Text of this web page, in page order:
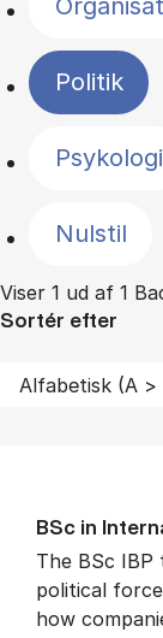
Politik
Psykologi
Nulstil
Viser 1 ud af 1
Sortér efter
BSc in
The BSc IBP
political
how